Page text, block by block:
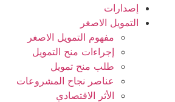
الاصغر
مفهوم التمويل الاصغر
إجراءات منح التمويل
طلب منح تمويل
عناصر نجاح المشروعات
الأثر الاقتصادي